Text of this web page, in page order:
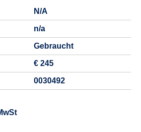
N/A
n/a
Gebraucht
€ 245
0030492